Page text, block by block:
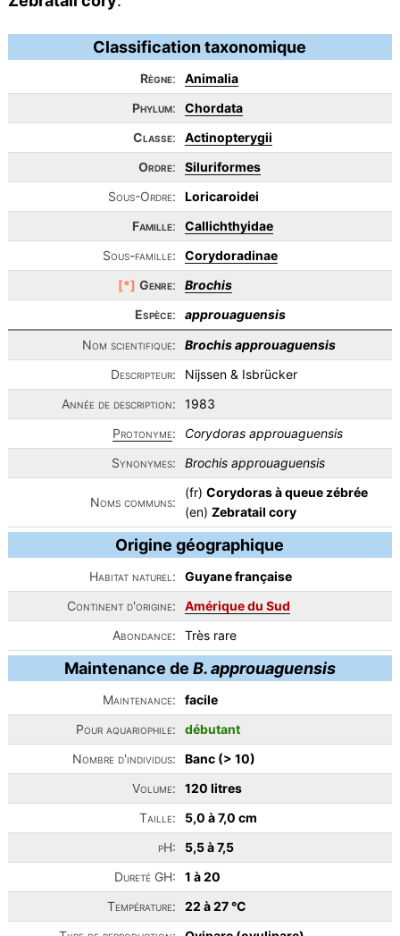
Classification taxonomique
Règne:
Animalia
Phylum:
Chordata
Classe:
Actinopterygii
Ordre:
Siluriformes
Sous-Ordre:
Loricaroidei
Famille:
Callichthyidae
Sous-famille:
Corydoradinae
[*] Genre:
Brochis
Espèce:
approuaguensis
Nom scientifique:
Brochis approuaguensis
Descripteur:
Nijssen & Isbrücker
Année de description:
1983
Protonyme:
Corydoras approuaguensis
Synonymes:
Brochis approuaguensis
Noms communs:
(fr) Corydoras à queue zébrée
(en) Zebratail cory
Origine géographique
Habitat naturel:
Guyane française
Continent d'origine:
Amérique du Sud
Abondance:
Très rare
Maintenance de B. approuaguensis
Maintenance:
facile
Pour aquariophile:
débutant
Nombre d'individus:
Banc (> 10)
Volume:
120 litres
Taille:
5,0 à 7,0 cm
pH:
5,5 à 7,5
Dureté GH:
1 à 20
Température:
22 à 27 °C